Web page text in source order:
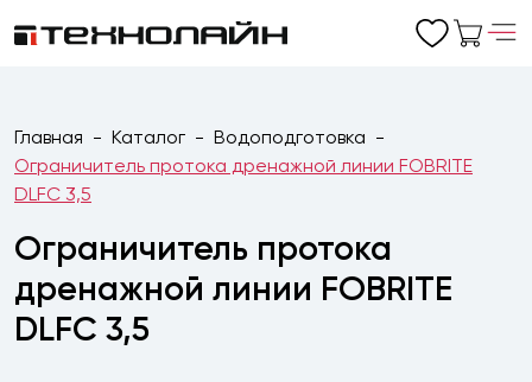
Главная Каталог
Водоподготовка
Ограничитель протока дренажной линии FOBRITE
DLFC 3,5
Ограничитель протока
дренажной линии FOBRITE
DLFC 3,5